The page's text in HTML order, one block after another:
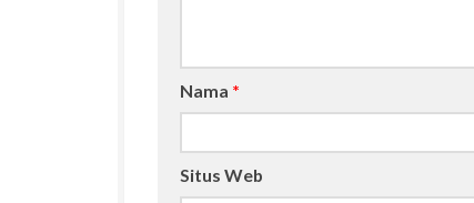
Nama *
Situs Web